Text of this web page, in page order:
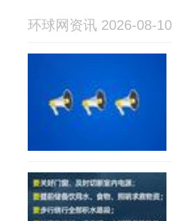
环球网资讯 2026-08-10